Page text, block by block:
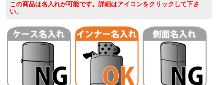
この商品は名入れが可能です。詳細はアイコンをクリックして下さ
い。